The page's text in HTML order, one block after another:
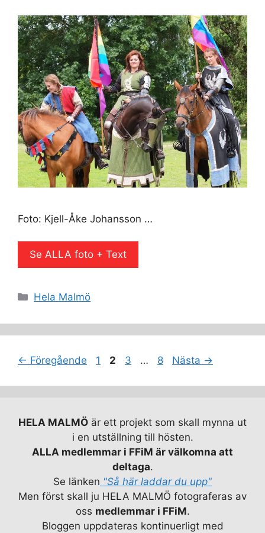
Foto: Kjell-Åke Johansson …
Se ALLA foto + Text
Kategorier
Hela Malmö
← Föregående Sida
1 Sida
2 Sida
3 … Sida
8 Nästa →
HELA MALMÖ är ett projekt som skall mynna ut
i en utställning till hösten.
ALLA medlemmar i FFiM är välkomna att
deltaga.
Se länken "Så här laddar du upp"
Men först skall ju HELA MALMÖ fotograferas av
oss medlemmar i FFiM.
Bloggen uppdateras kontinuerligt med